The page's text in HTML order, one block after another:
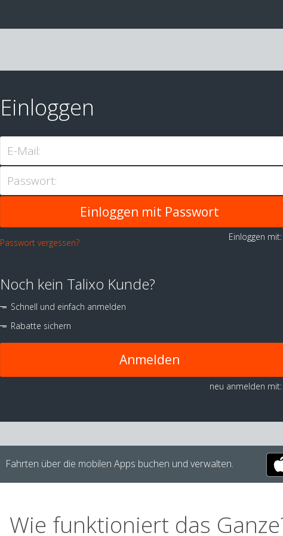
Einloggen
E-Mail:
Passwort:
Passwort vergessen?
Einloggen
Noch kein Talixo Kunde?
Schnell und einfach anmelden
Rabatte sichern
Anmelden
neu anmelden mit:
Fahrten über die mobilen Apps buchen und verwalten.
Wie funktioniert das